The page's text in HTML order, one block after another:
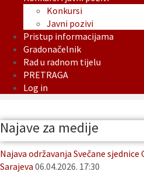
Konkursi
Javni pozivi
Pristup informacijama
Gradonačelnik
Rad u radnom tijelu
PRETRAGA
Log in
Najave za medije
Najava održavanja Svečane sjednice
Sarajeva 06.04.2026. 17:30